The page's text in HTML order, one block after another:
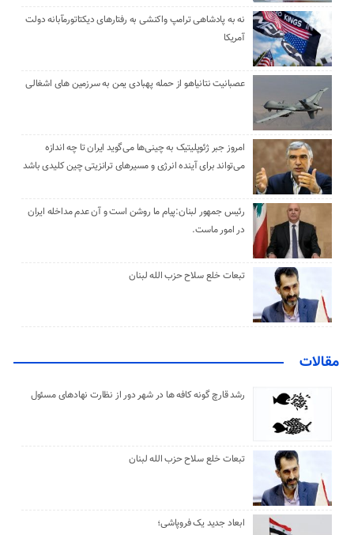
نه به پادشاهی ترامپ واکنشی به رفتارهای دیکتاتورمآبانه دولت
آمریکا
عصبانیت نتانیاهو از حمله پهبادی یمن به سرزمین های اشغالی
امروز جبر ژئوپلیتیک به چینی‌ها می‌گوید ایران تا چه اندازه
می‌تواند برای آینده انرژی و مسیرهای ترانزیتی چین کلیدی باشد
رئیس جمهور لبنان:پیام ما روشن است و آن عدم مداخله ایران
در امور ماست.
تبعات خلع سلاح حزب الله لبنان
مقالات
رشد قارچ گونه کافه ها در شهر دور از نظارت نهادهای مسئول
تبعات خلع سلاح حزب الله لبنان
ابعاد جدید یک فروپاشی؛